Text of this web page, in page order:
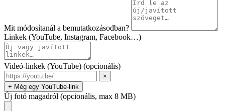
Mit módosítanál a bemutatkozásodban?
Linkek (YouTube, Instagram, Facebook…)
Videó-linkek (YouTube) (opcionális)
×
+ Még egy YouTube-link
Új fotó magadról (opcionális, max 8 MB)